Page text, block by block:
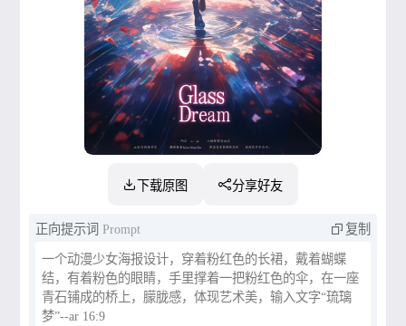
下载原图 分享好友
正向提示词 Prompt 复制
一个动漫少女海报设计，穿着粉红色的长裙，戴着蝴蝶
结，有着粉色的眼睛，手里撑着一把粉红色的伞，在一座
青石铺成的桥上，朦胧感，体现艺术美，输入文字“琉璃
梦”--ar 16:9